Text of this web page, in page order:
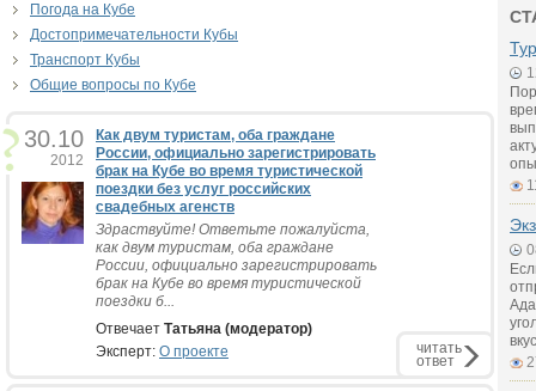
Погода на Кубе
Достопримечательности Кубы
Транспорт Кубы
Общие вопросы по Кубе
30.10
2012
Как двум туристам, оба граждане
России, официально зарегистрировать
брак на Кубе во время туристической
поездки без услуг российских
свадебных агенств
Здраствуйте! Ответьте пожалуйста,
как двум туристам, оба граждане
России, официально зарегистрировать
брак на Кубе во время туристической
поездки б...
Отвечает Татьяна (модератор)
Эксперт: О проекте читать
ответ